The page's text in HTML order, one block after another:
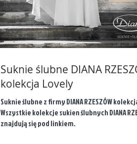
Suknie ślubne DIANA
kolekcja Lovely
Suknie ślubne z firmy DIANA RZESZÓW
Wszystkie kolekcje sukien ślubnych DIANA
znajdują się pod linkiem.